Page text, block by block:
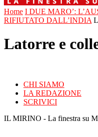
Home I DUE MARO’:
RIFIUTATO DALL’INDIA
Latorre e
CHI SIAMO
LA REDAZIONE
SCRIVICI
IL MIRINO - La finestra su